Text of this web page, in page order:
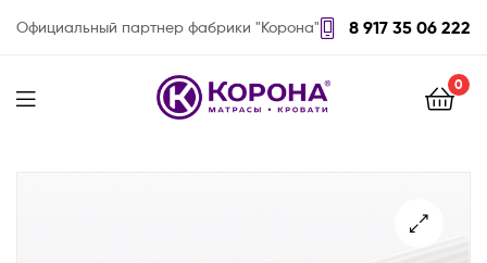
Официальный партнер фабрики "Корона" 8 917 35 06 222
0